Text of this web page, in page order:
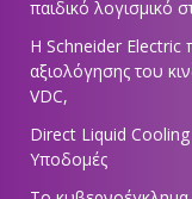
παιδικό λογισμικό
Η Schneider Electric
αξιολόγησης του
VDC,
Direct Liquid
Υποδομές